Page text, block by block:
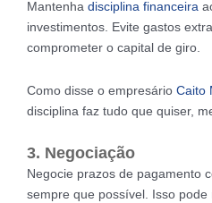
Mantenha disciplina financeira
investimentos. Evite gastos
comprometer o capital de giro.
Como disse o empresário Caito
disciplina faz tudo que quiser,
3. Negociação
Negocie prazos de pagamento
sempre que possível. Isso